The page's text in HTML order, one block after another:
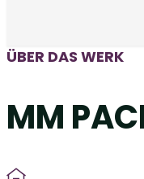
ÜBER DAS WERK
MM